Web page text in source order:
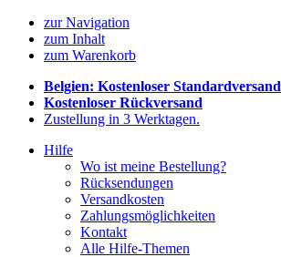
zur Navigation
zum Inhalt
zum Warenkorb
Belgien: Kostenloser Standardversand
Kostenloser Rückversand
Zustellung in 3 Werktagen.
Hilfe
Wo ist meine Bestellung?
Rücksendungen
Versandkosten
Zahlungsmöglichkeiten
Kontakt
Alle Hilfe-Themen